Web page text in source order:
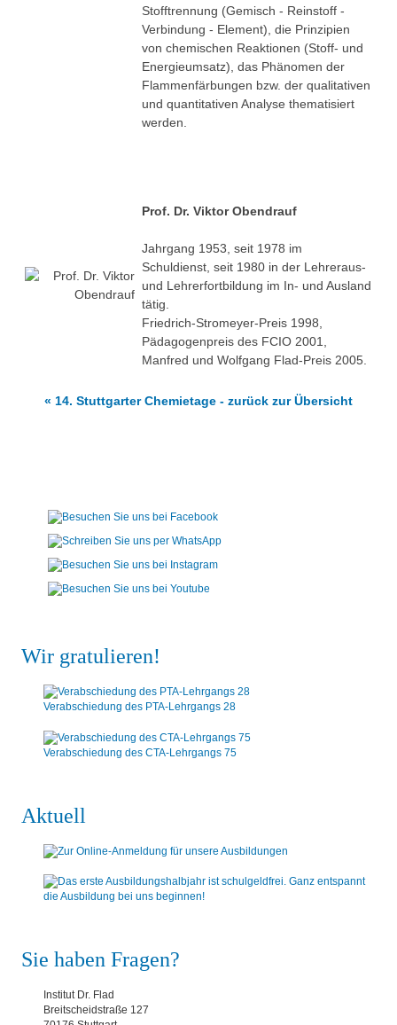
Stofftrennung (Gemisch - Reinstoff -
Verbindung - Element), die Prinzipien
von chemischen Reaktionen (Stoff- und
Energieumsatz), das Phänomen der
Flammenfärbungen bzw. der qualitativen
und quantitativen Analyse thematisiert
werden.
Prof. Dr. Viktor Obendrauf
Jahrgang 1953, seit 1978 im
Schuldienst, seit 1980 in der Lehreraus-
und Lehrerfortbildung im In- und Ausland
tätig.
Friedrich-Stromeyer-Preis 1998,
Pädagogenpreis des FCIO 2001,
Manfred und Wolfgang Flad-Preis 2005.
« 14. Stuttgarter Chemietage - zurück zur Übersicht
Wir gratulieren!
Verabschiedung des PTA-Lehrgangs 28
Verabschiedung des CTA-Lehrgangs 75
Aktuell
Sie haben Fragen?
Institut Dr. Flad
Breitscheidstraße 127